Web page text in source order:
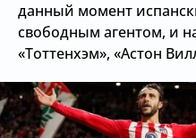
данный момент
свободным агентом, и
«Тоттенхэм», «Астон